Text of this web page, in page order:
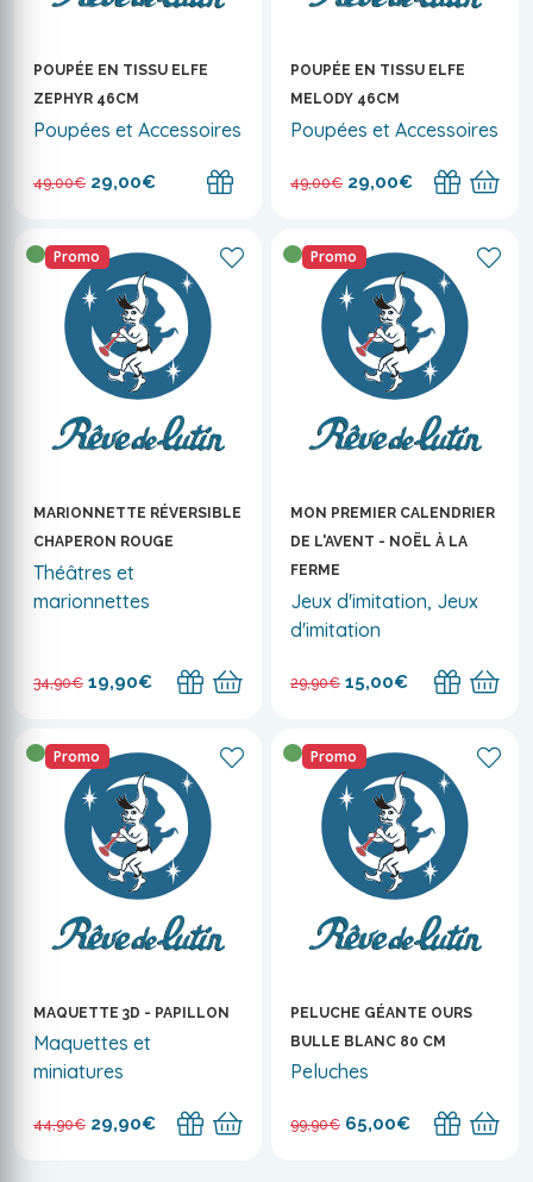
POUPÉE EN TISSU ELFE
ZEPHYR 46CM
Poupées et Accessoires
49,00€ 29,00€
POUPÉE EN TISSU ELFE
MELODY 46CM
Poupées et Accessoires
49,00€ 29,00€
Promo
MARIONNETTE RÉVERSIBLE
CHAPERON ROUGE
Théâtres et
marionnettes
34,90€ 19,90€
Promo
MON PREMIER CALENDRIER
DE L'AVENT - NOËL À LA
FERME
Jeux d'imitation, Jeux
d'imitation
29,90€ 15,00€
Promo
MAQUETTE 3D - PAPILLON
Maquettes et
miniatures
44,90€ 29,90€
Promo
PELUCHE GÉANTE OURS
BULLE BLANC 80 CM
Peluches
99,90€ 65,00€